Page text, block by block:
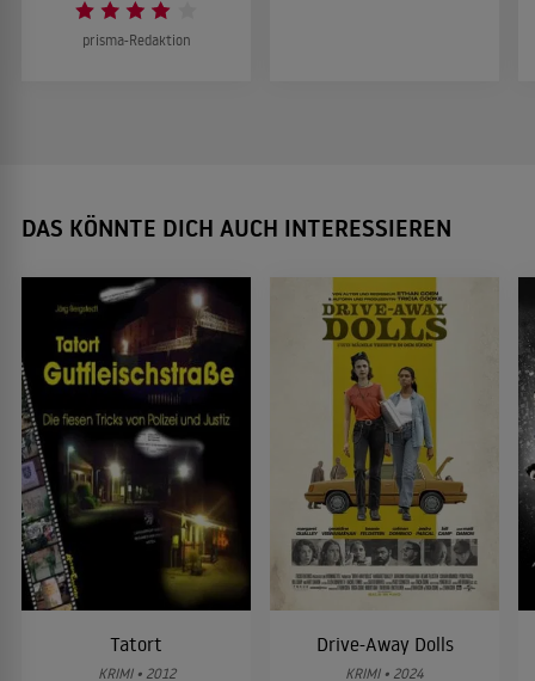
prisma-Redaktion
DAS KÖNNTE DICH AUCH INTERESSIEREN
Tatort
KRIMI • 2012
Drive-Away Dolls
KRIMI • 2024